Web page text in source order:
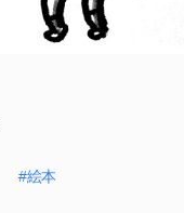
#絵本